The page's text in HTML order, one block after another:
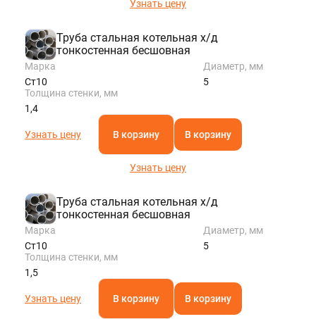
Узнать цену
Труба стальная котельная х/д
тонкостенная бесшовная
Марка
Ст10
Диаметр, мм
5
Толщина стенки, мм
1,4
Узнать цену В корзину В корзину
Узнать цену
Труба стальная котельная х/д
тонкостенная бесшовная
Марка
Ст10
Диаметр, мм
5
Толщина стенки, мм
1,5
Узнать цену В корзину В корзину